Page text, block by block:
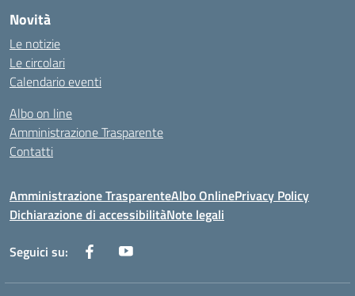
Novità
Le notizie
Le circolari
Calendario eventi
Albo on line
Amministrazione Trasparente
Contatti
Amministrazione TrasparenteAlbo OnlinePrivacy Policy
Dichiarazione di accessibilitàNote legali
Seguici su: